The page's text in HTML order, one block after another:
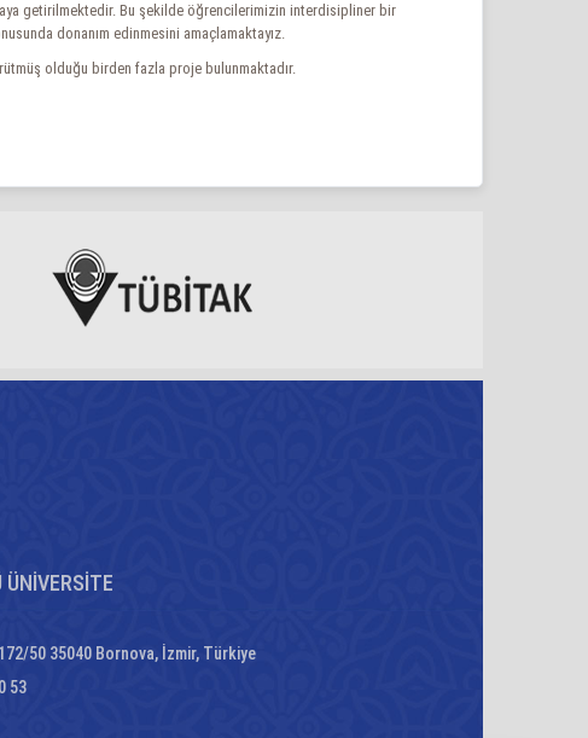
getirilmektedir. Bu şekilde öğrencilerimizin interdisipliner bir
donanım edinmesini amaçlamaktayız.
olduğu birden fazla proje bulunmaktadır.
50 35040 Bornova, İzmir, Türkiye
53